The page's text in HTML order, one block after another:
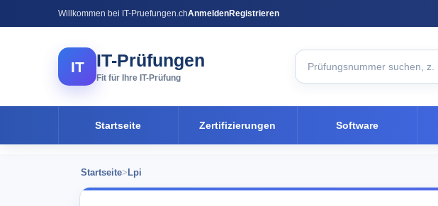
Willkommen bei IT-Pruefungen.chAnmeldenRegistrieren
IT IT-Prüfungen
Fit für Ihre IT-Prüfung
Startseite Zertifizierungen Software
Startseite> Lpi